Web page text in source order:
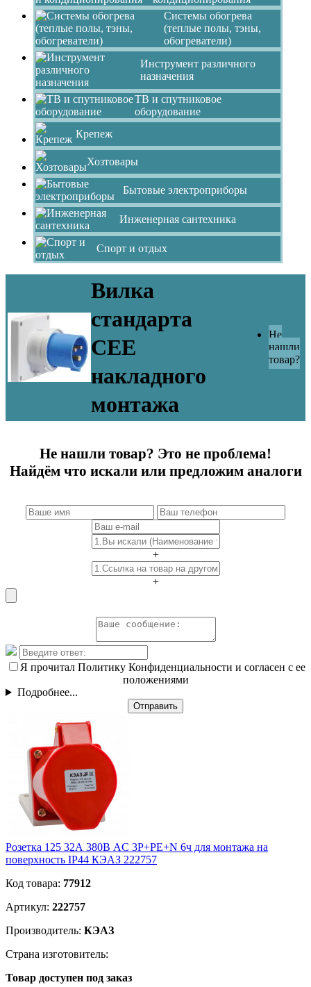
Системы обогрева
(теплые полы, тэны,
обогреватели)
Инструмент различного
назначения
ТВ и спутниковое
оборудование
Крепеж
Хозтовары
Бытовые электроприборы
Инженерная сантехника
Спорт и отдых
Вилка
стандарта
CEE
накладного
монтажа
Не
нашли
товар?
Не нашли товар? Это не проблема!
Найдём что искали или предложим аналоги
+
+
Я прочитал Политику Конфиденциальности и согласен с ее
положениями
Подробнее...
Отправить
Розетка 125 32А 380В AC 3P+PE+N 6ч для монтажа на
поверхность IP44 КЭАЗ 222757
Код товара: 77912
Артикул: 222757
Производитель: КЭАЗ
Страна изготовитель:
Товар доступен под заказ